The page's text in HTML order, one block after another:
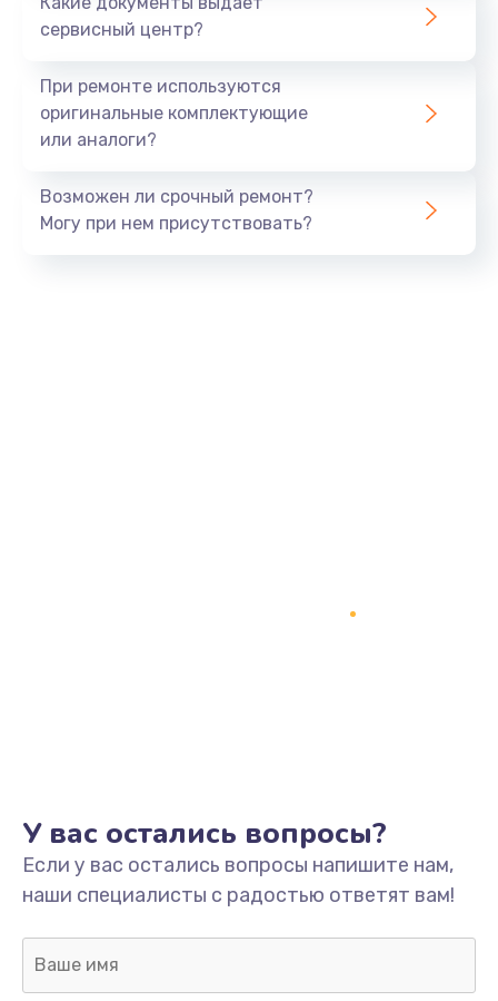
сервисный центр?
При ремонте используются
оригинальные комплектующие
или аналоги?
Возможен ли срочный ремонт?
Могу при нем присутствовать?
У вас остались вопросы?
Если у вас остались вопросы напишите нам,
наши специалисты с радостью ответят вам!